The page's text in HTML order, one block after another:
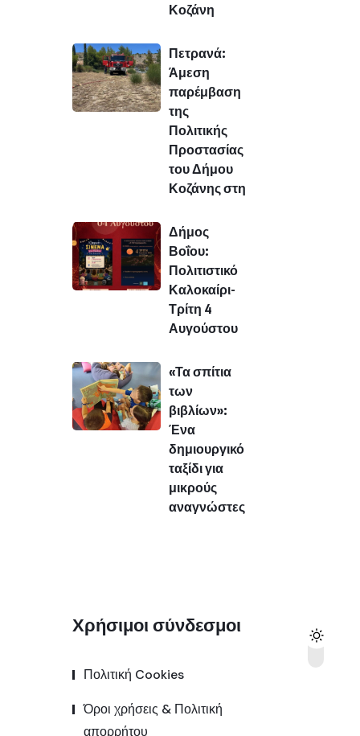
Κοζάνη
Πετρανά:
Άμεση
παρέμβαση
της
Πολιτικής
Προστασίας
του Δήμου
Κοζάνης στη
Δήμος
Βοΐου:
Πολιτιστικό
Καλοκαίρι-
Τρίτη 4
Αυγούστου
«Τα σπίτια
των
βιβλίων»:
Ένα
δημιουργικό
ταξίδι για
μικρούς
αναγνώστες
Χρήσιμοι σύνδεσμοι
Πολιτική Cookies
Όροι χρήσεις & Πολιτική
απορρήτου